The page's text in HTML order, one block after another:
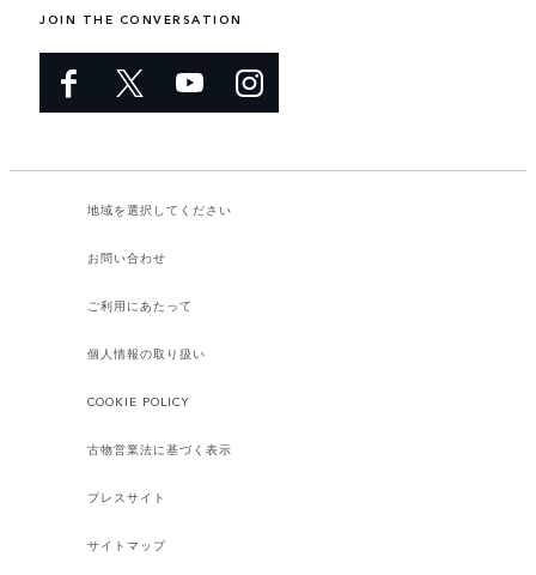
JOIN THE CONVERSATION
地域を選択してください​
お問い合わせ
ご利用にあたって
個人情報の取り扱い
COOKIE POLICY
古物営業法に基づく表示
プレスサイト
サイトマップ